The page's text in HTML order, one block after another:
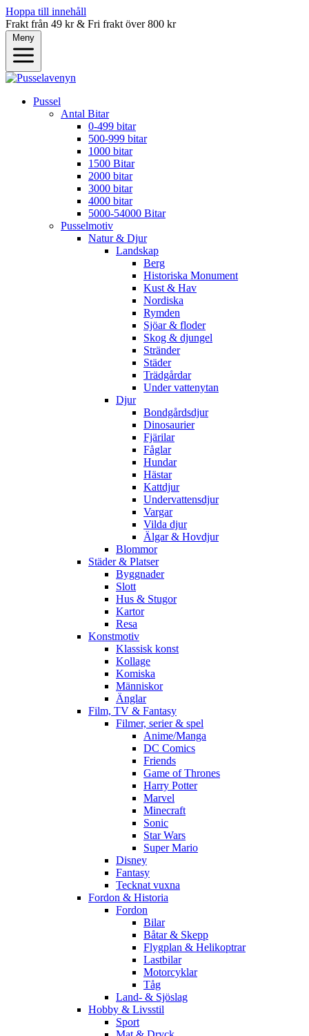
Hoppa till innehåll
Frakt från 49 kr & Fri frakt över 800 kr
Meny
Pussel
Antal Bitar
0-499 bitar
500-999 bitar
1000 bitar
1500 Bitar
2000 bitar
3000 bitar
4000 bitar
5000-54000 Bitar
Pusselmotiv
Natur & Djur
Landskap
Berg
Historiska Monument
Kust & Hav
Nordiska
Rymden
Sjöar & floder
Skog & djungel
Stränder
Städer
Trädgårdar
Under vattenytan
Djur
Bondgårdsdjur
Dinosaurier
Fjärilar
Fåglar
Hundar
Hästar
Kattdjur
Undervattensdjur
Vargar
Vilda djur
Älgar & Hovdjur
Blommor
Städer & Platser
Byggnader
Slott
Hus & Stugor
Kartor
Resa
Konstmotiv
Klassisk konst
Kollage
Komiska
Människor
Änglar
Film, TV & Fantasy
Filmer, serier & spel
Anime/Manga
DC Comics
Friends
Game of Thrones
Harry Potter
Marvel
Minecraft
Sonic
Star Wars
Super Mario
Disney
Fantasy
Tecknat vuxna
Fordon & Historia
Fordon
Bilar
Båtar & Skepp
Flygplan & Helikoptrar
Lastbilar
Motorcyklar
Tåg
Land- & Sjöslag
Hobby & Livsstil
Sport